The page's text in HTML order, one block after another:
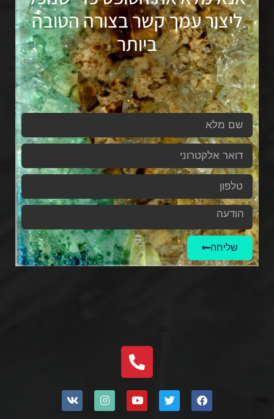
ליצור עמך קשר בצורה הטובה
ביותר
שליחה